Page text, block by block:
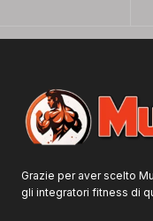
Grazie per aver scelto
gli integratori fitness di